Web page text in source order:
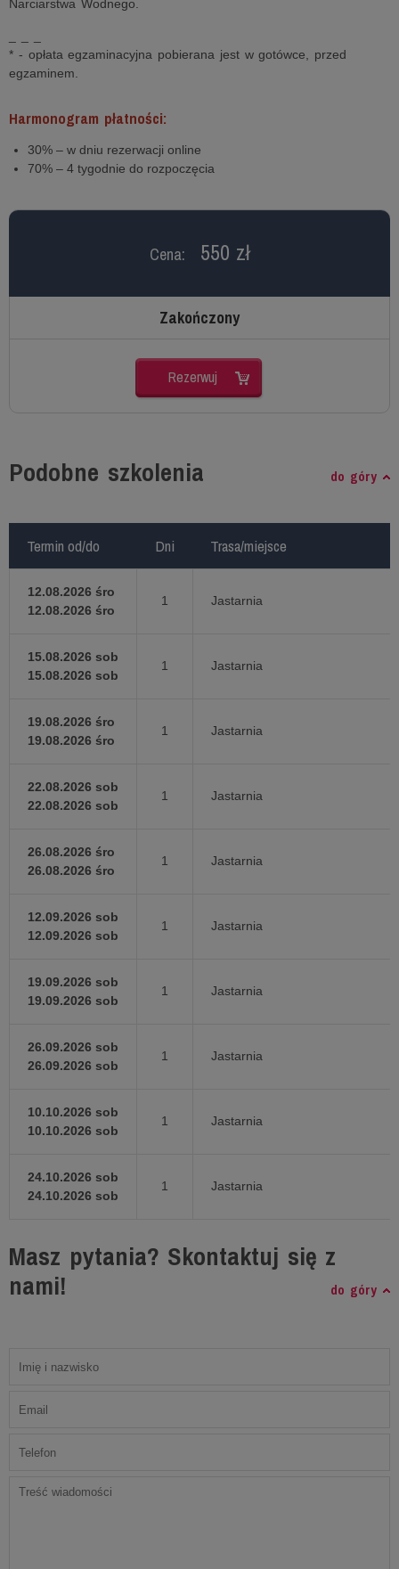
Narciarstwa Wodnego.
* - opłata egzaminacyjna pobierana jest w gotówce, przed
egzaminem.
Harmonogram płatności:
30% – w dniu rezerwacji online
70% – 4 tygodnie do rozpoczęcia
Cena: 550 zł
Zakończony
Rezerwuj
Podobne szkolenia do góry
Termin od/do Dni Trasa/miejsce
12.08.2026 śro
12.08.2026 śro
1 Jastarnia
15.08.2026 sob
15.08.2026 sob
1 Jastarnia
19.08.2026 śro
19.08.2026 śro
1 Jastarnia
22.08.2026 sob
22.08.2026 sob
1 Jastarnia
26.08.2026 śro
26.08.2026 śro
1 Jastarnia
12.09.2026 sob
12.09.2026 sob
1 Jastarnia
19.09.2026 sob
19.09.2026 sob
1 Jastarnia
26.09.2026 sob
26.09.2026 sob
1 Jastarnia
10.10.2026 sob
10.10.2026 sob
1 Jastarnia
24.10.2026 sob
24.10.2026 sob
1 Jastarnia
Termin od/do Dni Trasa/miejsce
Masz pytania? Skontaktuj się z
nami!
do góry